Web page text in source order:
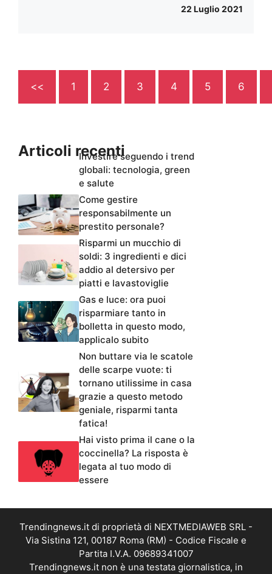
22 Luglio 2021
<< 1 2 3 4 5 6
Articoli recentiInvestire seguendo i trend
globali: tecnologia, green
e salute
Come gestire
responsabilmente un
prestito personale?
Risparmi un mucchio di
soldi: 3 ingredienti e dici
addio al detersivo per
piatti e lavastoviglie
Gas e luce: ora puoi
risparmiare tanto in
bolletta in questo modo,
applicalo subito
Non buttare via le scatole
delle scarpe vuote: ti
tornano utilissime in casa
grazie a questo metodo
geniale, risparmi tanta
fatica!
Hai visto prima il cane o la
coccinella? La risposta è
legata al tuo modo di
essere
Trendingnews.it di proprietà di NEXTMEDIAWEB SRL -
Via Sistina 121, 00187 Roma (RM) - Codice Fiscale e
Partita I.V.A. 09689341007
Trendingnews.it non è una testata giornalistica, in